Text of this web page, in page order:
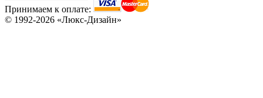
Принимаем к оплате:
© 1992-2026 «Люкс-Дизайн»